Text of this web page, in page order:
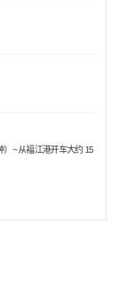
）~ 从福江港开车大约 15